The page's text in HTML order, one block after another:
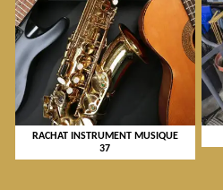
RACHAT INSTRUMENT MUSIQUE
37